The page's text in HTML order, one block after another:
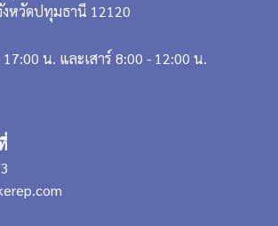
งหวัดปทุมธานี 12120
น. และเสาร์ 8:00 - 12:00 น.